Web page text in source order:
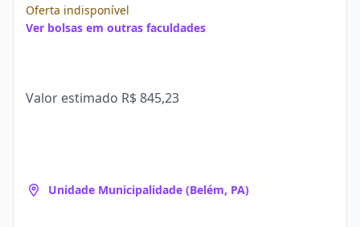
Oferta indisponível
Ver bolsas em outras faculdades
Valor estimado R$ 845,23
Unidade Municipalidade (Belém, PA)